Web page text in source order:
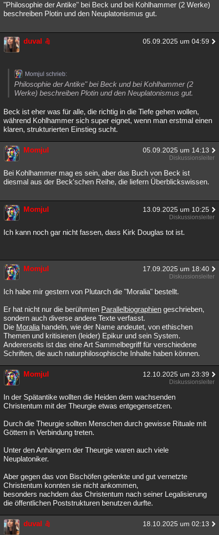
"Philosophie der Antike" bei Beck und bei Kohlhammer (2 Werke)
beschreiben Plotin und den Neuplatonismus gut.
duval 05.09.2025 um 04:59
Momjul schrieb:
Philosophie der Antike" bei Beck und bei Kohlhammer (2
Werke) beschreiben Plotin und den Neuplatonismus gut.
Beck ist eher was für alle, die richtig in die Tiefe gehen wollen,
während Kohlhammer sich super eignet, wenn man erstmal einen
klaren, strukturierten Einstieg sucht.
Momjul 05.09.2025 um 14:13
Diskussionsleiter
Bei Kohlhammer mag es sein, aber das Buch von Beck ist
diesmal aus der Beck'schen Reihe, die liefern Überblickswissen.
Momjul 13.09.2025 um 10:25
Diskussionsleiter
Ich kann noch gar nicht fassen, dass Kirk Douglas tot ist.
Momjul 17.09.2025 um 18:40
Diskussionsleiter
Ich habe mir gestern von Plutarch die "Moralia" bestellt.
Er hat nicht nur die berühmten Parallelbiographien geschrieben,
sondern auch diverse andere Texte verfasst.
Die Moralia handeln, wie der Name andeutet, von ethischen
Themen und kritisieren (leider) Epikur und sein System.
Andererseits ist das eine Art Sammelbegriff für verschiedene
Schriften, die auch naturphilosophische Inhalte haben können.
Momjul 12.10.2025 um 23:39
Diskussionsleiter
In der Spätantike wollten die Heiden dem wachsenden
Christentum mit der Theurgie etwas entgegensetzen.
Durch die Theurgie sollten Menschen durch gewisse Rituale mit
Göttern in Verbindung treten.
Unter den Anhängern der Theurgie waren auch viele
Neuplatoniker.
Aber gegen das von Bischöfen gelenkte und gut vernetzte
Christentum konnten sie nicht ankommen,
besonders nachdem das Christentum nach seiner Legalisierung
die öffentlichen Poststrukturen benutzen durfte.
duval 18.10.2025 um 02:13